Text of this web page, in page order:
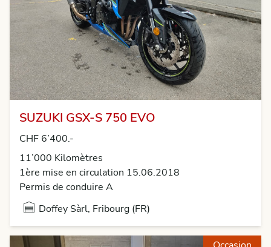
SUZUKI GSX-S 750 EVO
CHF 6’400.-
11’000 Kilomètres
1ère mise en circulation 15.06.2018
Permis de conduire A
Doffey Sàrl, Fribourg (FR)